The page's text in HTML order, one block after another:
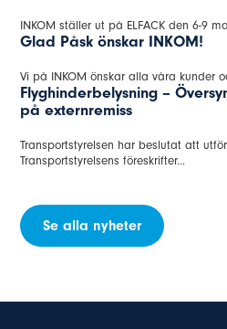
INKOM ställer ut på ELFACK den 6-9
Glad Påsk önskar INKOM!
Vi på INKOM önskar alla våra kunder
Flyghinderbelysning –
på externremiss
Transportstyrelsen har beslutat att
Transportstyrelsens föreskrifter...
Se alla nyheter